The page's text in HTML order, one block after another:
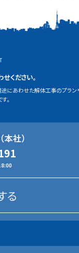
ください。
にあわせた解体工事のプラン
。
（本社）
る